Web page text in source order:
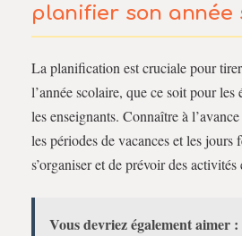
planifier son année
La planification est cruciale pour
l’année scolaire, que ce soit pour les
les enseignants. Connaître à
les périodes de vacances et les jours
s’organiser et de prévoir des activités
Vous devriez également aimer :